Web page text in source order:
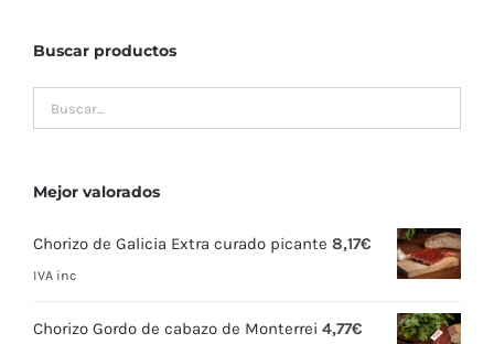
Buscar productos
Mejor valorados
Chorizo de Galicia Extra curado picante 8,17€
IVA inc
Chorizo Gordo de cabazo de Monterrei 4,77€